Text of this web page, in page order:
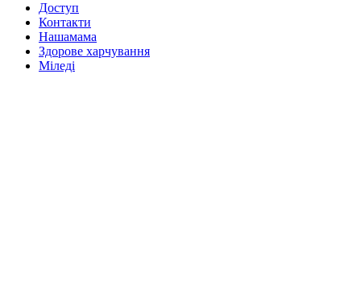
Доступ
Контакти
Нашамама
Здорове харчування
Міледі